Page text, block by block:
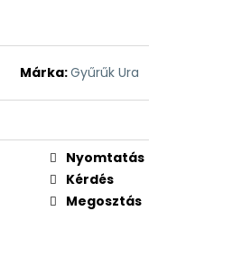
Márka:Gyűrűk Ura
Nyomtatás
Kérdés
Megosztás